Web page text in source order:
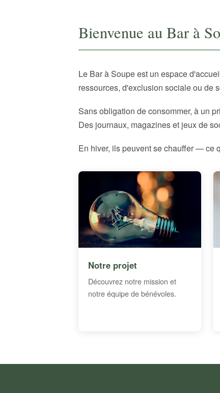
Bienvenue au Bar à
Le Bar à Soupe est un espace
ressources, d'exclusion sociale ou de
Sans obligation de consommer, à un
Des journaux, magazines et jeux de
En hiver, ils peuvent se chauffer — ce
Notre projet
Découvrez notre mission et
notre équipe de bénévoles.